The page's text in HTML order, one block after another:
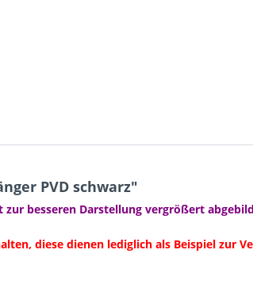
PVD schwarz"
zur besseren Darstellung vergrößert
diese dienen lediglich als Beispiel zur